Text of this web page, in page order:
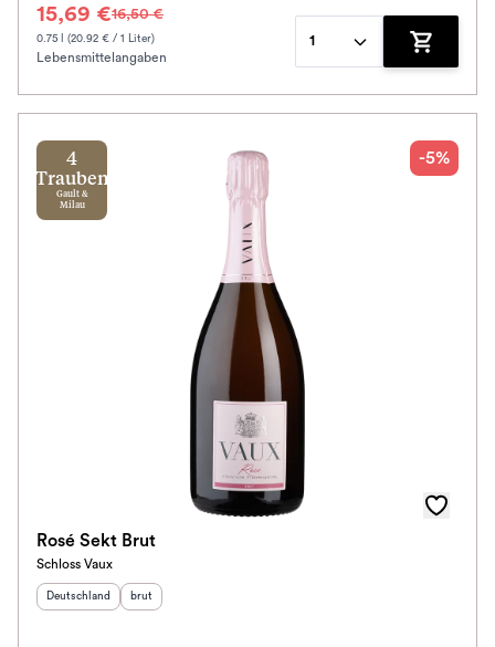
15,69 €16,50 €
0.75 l (20.92 € / 1 Liter)
Lebensmittelangaben
1
Zum
4
Trauben
Gault &
Milau
-5%
Rosé Sekt Brut
Schloss Vaux
Herkunftsland
Deutschland Geschmack
brut